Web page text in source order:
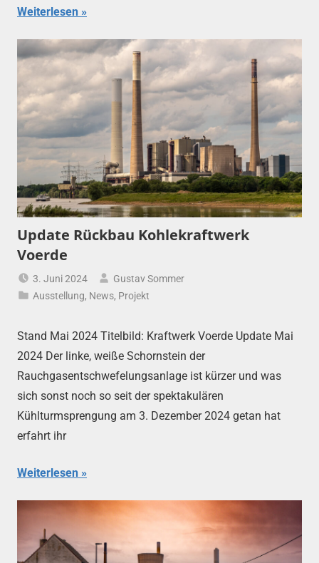
Weiterlesen
Update Rückbau Kohlekraftwerk
Voerde
3. Juni 2024
Gustav Sommer
Ausstellung, News, Projekt
Stand Mai 2024 Titelbild: Kraftwerk Voerde Update Mai
2024 Der linke, weiße Schornstein der
Rauchgasentschwefelungsanlage ist kürzer und was
sich sonst noch so seit der spektakulären
Kühlturmsprengung am 3. Dezember 2024 getan hat
erfahrt ihr
Weiterlesen